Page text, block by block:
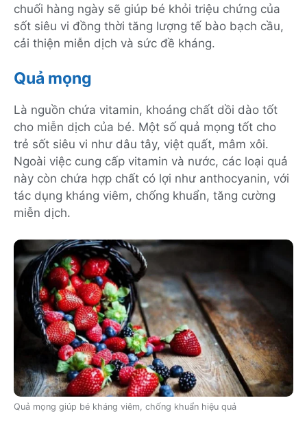
chuối hàng ngày sẽ giúp bé khỏi triệu chứng của
sốt siêu vi đồng thời tăng lượng tế bào bạch cầu,
cải thiện miễn dịch và sức đề kháng.
Quả mọng
Là nguồn chứa vitamin, khoáng chất dồi dào tốt
cho miễn dịch của bé. Một số quả mọng tốt cho
trẻ sốt siêu vi như dâu tây, việt quất, mâm xôi.
Ngoài việc cung cấp vitamin và nước, các loại quả
này còn chứa hợp chất có lợi như anthocyanin, với
tác dụng kháng viêm, chống khuẩn, tăng cường
miễn dịch.
Quả mọng giúp bé kháng viêm, chống khuẩn hiệu quả